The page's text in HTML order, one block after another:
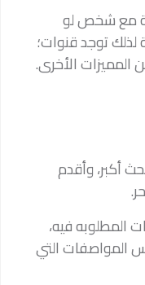
مع شخص لو
لذلك توجد قنوات؛
المميزات الأخرى.
أكبر، وأقدم
فيه،
المواصفات التي